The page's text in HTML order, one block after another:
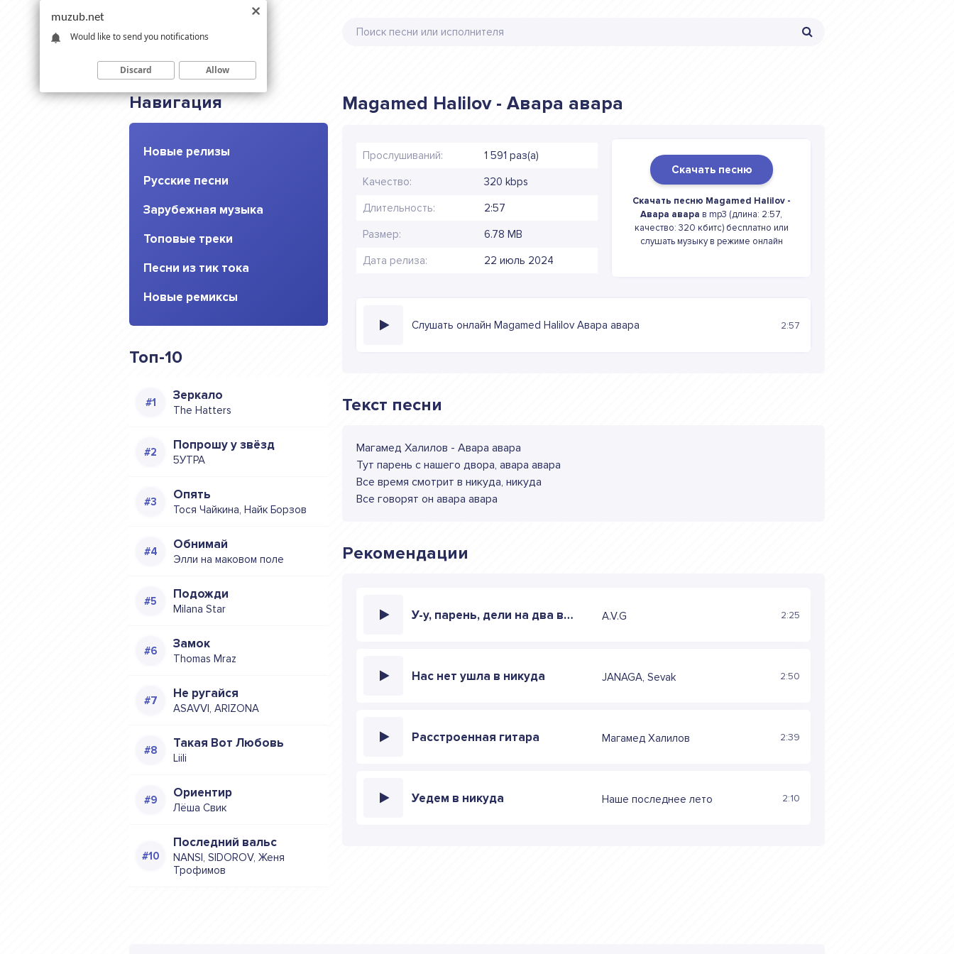
Навигация
Новые релизы
Русские песни
Зарубежная музыка
Топовые треки
Песни из тик тока
Новые ремиксы
Топ-10
Зеркало
The Hatters
Попрошу у звёзд
5УТРА
Опять
Тося Чайкина, Найк Борзов
Обнимай
Элли на маковом поле
Подожди
Milana Star
Замок
Thomas Mraz
Не ругайся
ASAVVI, ARIZONA
Такая Вот Любовь
Liili
Ориентир
Лёша Свик
Последний вальс
NANSI, SIDOROV, Женя
Трофимов
Magamed Halilov - Авара авара
Прослушиваний: 1 591 раз(а)
Качество: 320 kbps
Длительность: 2:57
Размер: 6.78 MB
Дата релиза: 22 июль 2024
Скачать песню
Скачать песню Magamed Halilov -
Авара авара в mp3 (длина: 2:57,
качество: 320 кбитс) бесплатно или
слушать музыку в режиме онлайн
Слушать онлайн Magamed Halilov Авара авара 2:57
Текст песни
Магамед Халилов - Авара авара
Тут парень с нашего двора, авара авара
Все время смотрит в никуда, никуда
Все говорят он авара авара
Рекомендации
У-у, парень, дели на два всё, что говорят про меня A.V.G 2:25
Нас нет ушла в никуда JANAGA, Sevak 2:50
Расстроенная гитара Магамед Халилов 2:39
Уедем в никуда Наше последнее лето 2:10
muzub.net
Would like to send you notifications
Discard Allow